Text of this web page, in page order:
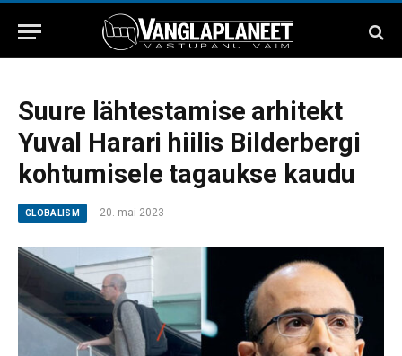
Suure lähtestamise arhitekt
Yuval Harari hiilis Bilderbergi
kohtumisele tagaukse kaudu
GLOBALISM 20. mai 2023